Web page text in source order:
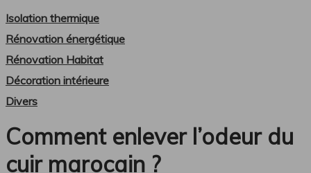
Isolation thermique
Rénovation énergétique
Rénovation Habitat
Décoration intérieure
Divers
Comment enlever l’odeur du
cuir marocain ?